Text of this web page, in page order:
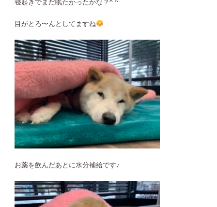
寝起きでまだ眠たかったかな？^ ^
目がとろ〜んとしてますね
お薬を飲んだあとに水分補給です♪